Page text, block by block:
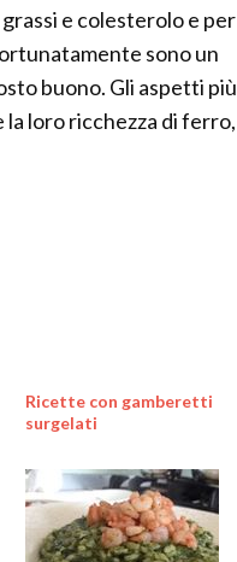
e colesterolo e per
sono un
buono. Gli aspetti più
loro ricchezza di ferro,
Ricette con gamberetti
surgelati